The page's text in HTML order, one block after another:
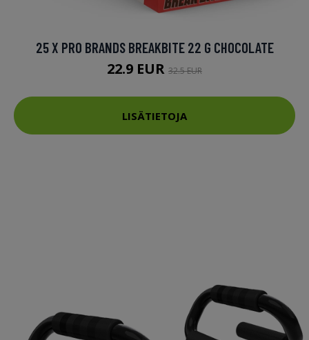
25 X PRO BRANDS BREAKBITE 22 G CHOCOLATE
22.9 EUR 32.5 EUR
LISÄTIETOJA